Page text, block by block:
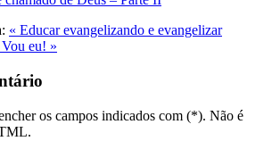
« Educar evangelizando e evangelizar
eu! »
os campos indicados com (*). Não é